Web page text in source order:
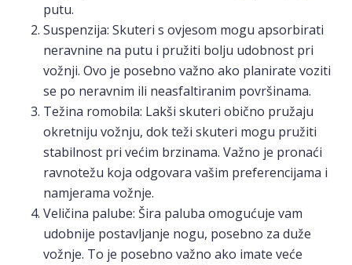
putu.
Suspenzija: Skuteri s ovjesom mogu apsorbirati
neravnine na putu i pružiti bolju udobnost pri
vožnji. Ovo je posebno važno ako planirate voziti
se po neravnim ili neasfaltiranim površinama.
Težina romobila: Lakši skuteri obično pružaju
okretniju vožnju, dok teži skuteri mogu pružiti
stabilnost pri većim brzinama. Važno je pronaći
ravnotežu koja odgovara vašim preferencijama i
namjerama vožnje.
Veličina palube: Šira paluba omogućuje vam
udobnije postavljanje nogu, posebno za duže
vožnje. To je posebno važno ako imate veće